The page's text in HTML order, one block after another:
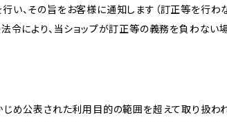
い、その旨をお客様に通知します（訂正等を行わ
令により、当ショップが訂正等の義務を負わない
じめ公表された利用目的の範囲を超えて取り扱